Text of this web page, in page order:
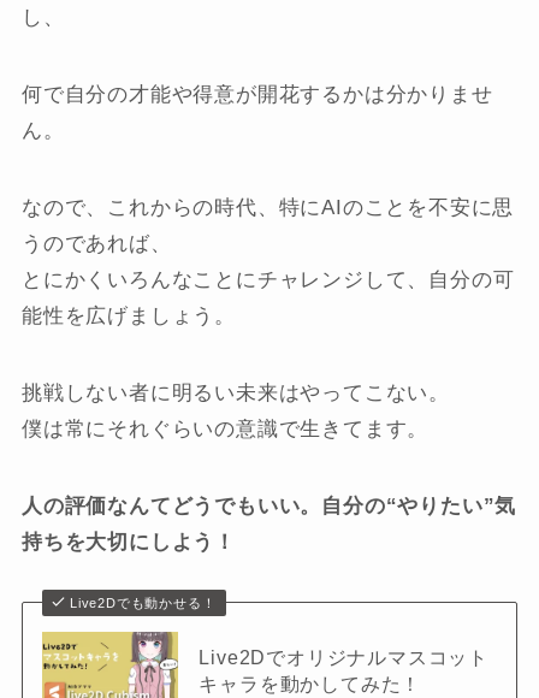
し、
何で自分の才能や得意が開花するかは分かりませ
ん。
なので、これからの時代、特にAIのことを不安に思
うのであれば、
とにかくいろんなことにチャレンジして、自分の可
能性を広げましょう。
挑戦しない者に明るい未来はやってこない。
僕は常にそれぐらいの意識で生きてます。
人の評価なんてどうでもいい。自分の“やりたい”気
持ちを大切にしよう！
Live2Dでも動かせる！
Live2Dでオリジナルマスコット
キャラを動かしてみた！